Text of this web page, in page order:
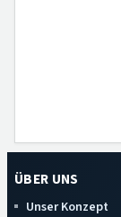
ÜBER UNS
Unser Konzept